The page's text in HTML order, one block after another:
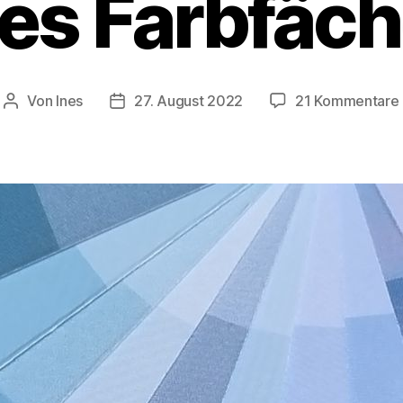
Beitragsautor
Von Ines Veröffentlichungsdatum
27. August 2022 21 Kommentare